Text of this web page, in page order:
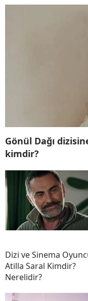
Gönül Dağı
kimdir?
Dizi ve Sinema
Atilla Saral Kimdir?
Nerelidir?